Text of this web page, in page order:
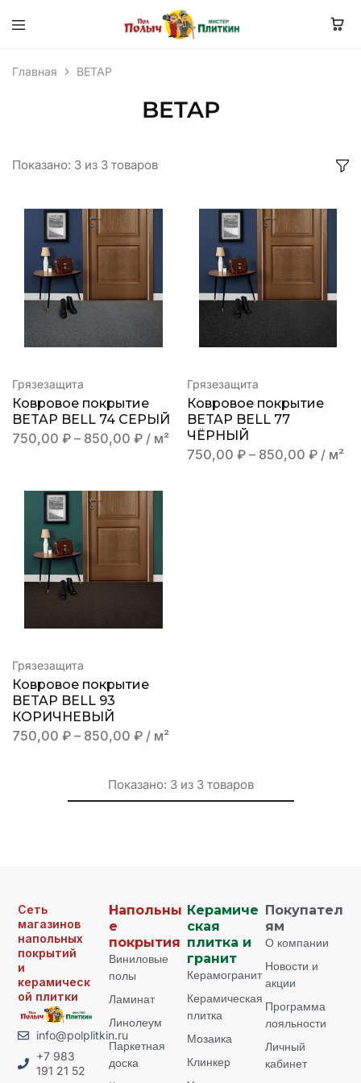
Главная BETAP
BETAP
Показано: 3 из 3 товаров
Грязезащита
Ковровое покрытие
BETAP BELL 74 СЕРЫЙ
750,00 ₽ – 850,00 ₽ / м²
Грязезащита
Ковровое покрытие
BETAP BELL 77
ЧЁРНЫЙ
750,00 ₽ – 850,00 ₽ / м²
Грязезащита
Ковровое покрытие
BETAP BELL 93
КОРИЧНЕВЫЙ
750,00 ₽ – 850,00 ₽ / м²
Показано: 3 из 3 товаров
Сеть
магазинов
напольных
покрытий
и
керамическ
ой плитки
info@polplitkin.ru
+7 983
191 21 52
Напольны
е
покрытия
Виниловые
полы
Ламинат
Линолеум
Паркетная
доска
Керамиче
ская
плитка и
гранит
Керамогранит
Керамическая
плитка
Мозаика
Клинкер
Покупател
ям
О компании
Новости и
акции
Программа
лояльности
Личный
кабинет